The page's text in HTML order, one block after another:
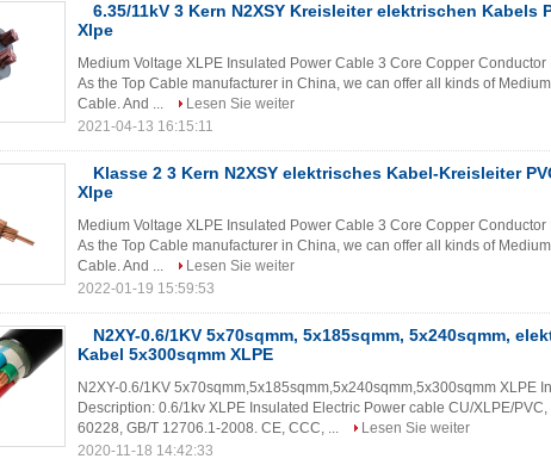
6.35/11kV 3 Kern N2XSY Kreisleiter elektrischen Kabels
Xlpe
Medium Voltage XLPE Insulated Power Cable 3 Core Copper
As the Top Cable manufacturer in China, we can offer all kinds of
Cable. And ...
Lesen Sie weiter
2021-04-13 16:15:11
Klasse 2 3 Kern N2XSY elektrisches Kabel-Kreisleiter
Xlpe
Medium Voltage XLPE Insulated Power Cable 3 Core Copper
As the Top Cable manufacturer in China, we can offer all kinds of
Cable. And ...
Lesen Sie weiter
2022-01-19 15:59:53
N2XY-0.6/1KV 5x70sqmm, 5x185sqmm, 5x240sqmm,
Kabel 5x300sqmm XLPE
N2XY-0.6/1KV 5x70sqmm,5x185sqmm,5x240sqmm,5x300sqmm XLPE
Description: 0.6/1kv XLPE Insulated Electric Power cable CU/XLPE/
60228, GB/T 12706.1-2008. CE, CCC, ...
Lesen Sie weiter
2020-11-18 14:42:33